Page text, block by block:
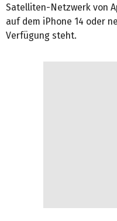
Satelliten-Netzwerk von
auf dem iPhone 14 oder
Verfügung steht.